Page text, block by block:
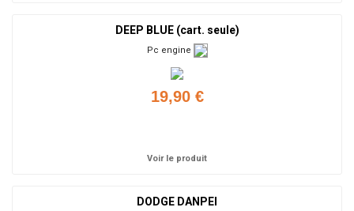
DEEP BLUE (cart. seule)
Pc engine
19,90 €
Voir le produit
DODGE DANPEI